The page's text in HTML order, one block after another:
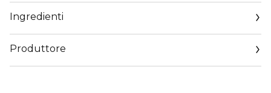
cremosa del rossetto liquido morbido. Per questo motivo,
le tue labbra saranno idratate. Inoltre, il rossetto è leggero
sulle labbra, non si asciuga e non è appiccicoso. Un must-
have comodo e lucente per il giorno e la notte: Rossetto
Ingredienti
Produttore